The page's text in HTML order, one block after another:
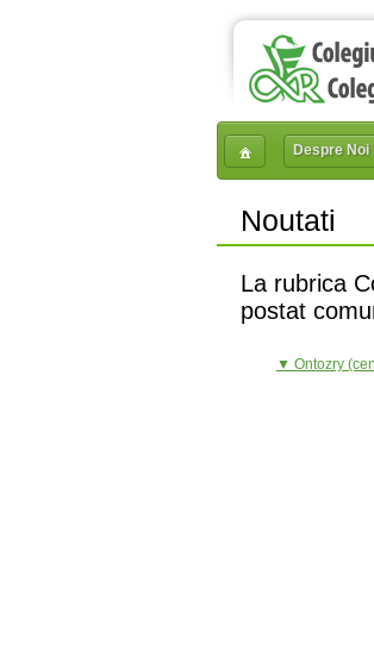
Despre Noi
Noutati
La rubrica
postat
▼ Ontozry